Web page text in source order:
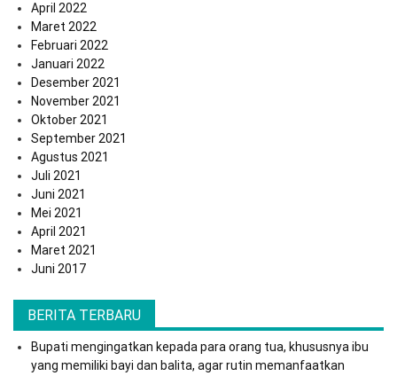
April 2022
Maret 2022
Februari 2022
Januari 2022
Desember 2021
November 2021
Oktober 2021
September 2021
Agustus 2021
Juli 2021
Juni 2021
Mei 2021
April 2021
Maret 2021
Juni 2017
BERITA TERBARU
Bupati mengingatkan kepada para orang tua, khususnya ibu
yang memiliki bayi dan balita, agar rutin memanfaatkan